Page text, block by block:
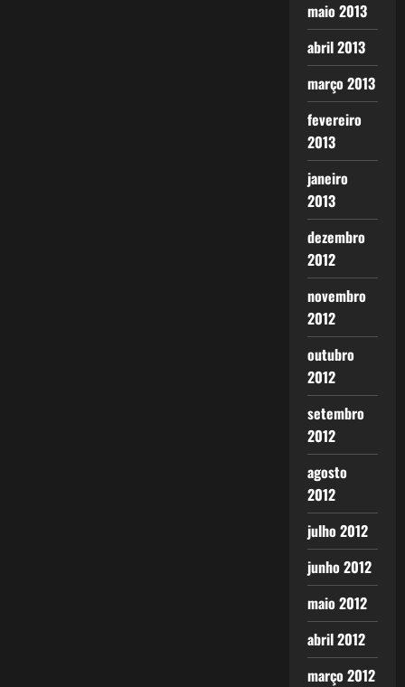
maio 2013
abril 2013
março 2013
fevereiro
2013
janeiro
2013
dezembro
2012
novembro
2012
outubro
2012
setembro
2012
agosto
2012
julho 2012
junho 2012
maio 2012
abril 2012
março 2012